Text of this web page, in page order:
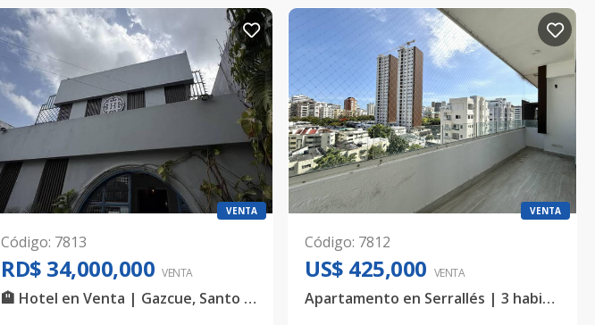
VENTA
Código: 7813
RD$ 34,000,000 VENTA
🏨 Hotel en Venta | Gazcue, Santo Domingo Excelente oportunidad de inversión en uno de los sectores con mayor tradición, demanda turística y actividad comercial de Santo Domingo.
VENTA
Código: 7812
US$ 425,000 VENTA
Apartamento en Serrallés | 3 habitaciones